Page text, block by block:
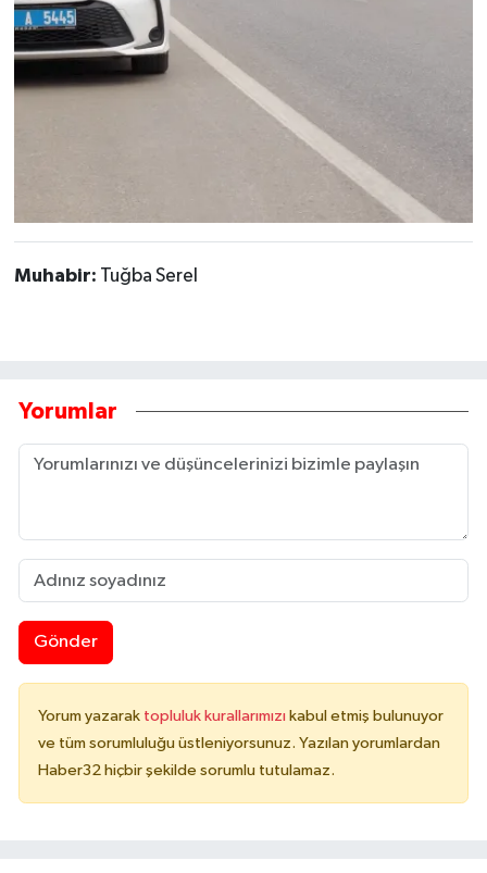
Muhabir: Tuğba Serel
Yorumlar
Gönder
Yorum yazarak topluluk kurallarımızı kabul etmiş bulunuyor
ve tüm sorumluluğu üstleniyorsunuz. Yazılan yorumlardan
Haber32 hiçbir şekilde sorumlu tutulamaz.